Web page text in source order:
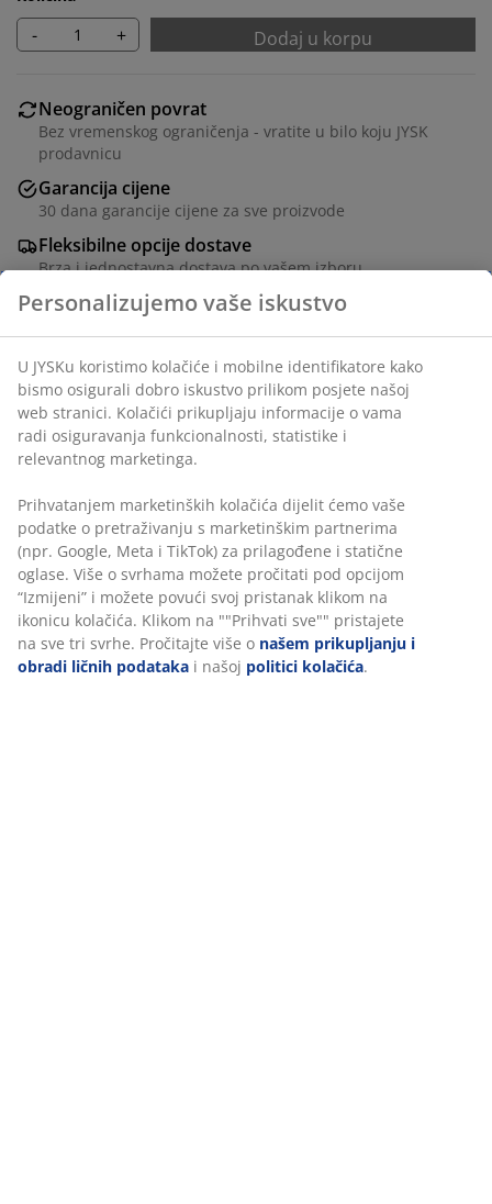
- + Dodaj u korpu
Neograničen povrat
Bez vremenskog ograničenja - vratite u bilo koju JYSK
prodavnicu
Garancija cijene
30 dana garancije cijene za sve proizvode
Fleksibilne opcije dostave
Brza i jednostavna dostava po vašem izboru
Navlaka od pamuka/poliesterskih vlakana. 40x60 cm
šifra artikla: 6885366
Podaci o proizvodu
Recenzije
(4)
Personalizujemo vaše iskustvo
U JYSKu koristimo kolačiće i mobilne identifikatore kako
bismo osigurali dobro iskustvo prilikom posjete našoj
web stranici. Kolačići prikupljaju informacije o vama
radi osiguravanja funkcionalnosti, statistike i
relevantnog marketinga.
Prihvatanjem marketinških kolačića dijelit ćemo vaše
podatke o pretraživanju s marketinškim partnerima
(npr. Google, Meta i TikTok) za prilagođene i statične
oglase. Više o svrhama možete pročitati pod opcijom
“Izmijeni” i možete povući svoj pristanak klikom na
ikonicu kolačića. Klikom na ""Prihvati sve"" pristajete
na sve tri svrhe. Pročitajte više o našem prikupljanju i
obradi ličnih podataka i našoj politici kolačića.